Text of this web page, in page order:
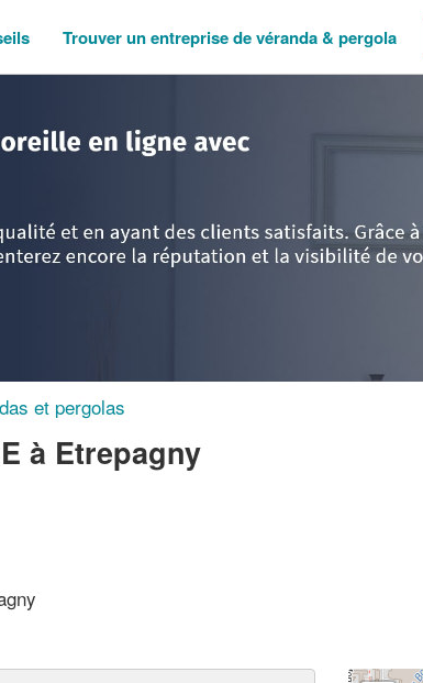
Trouver un entreprise de véranda & pergola
et pergolas
à Etrepagny